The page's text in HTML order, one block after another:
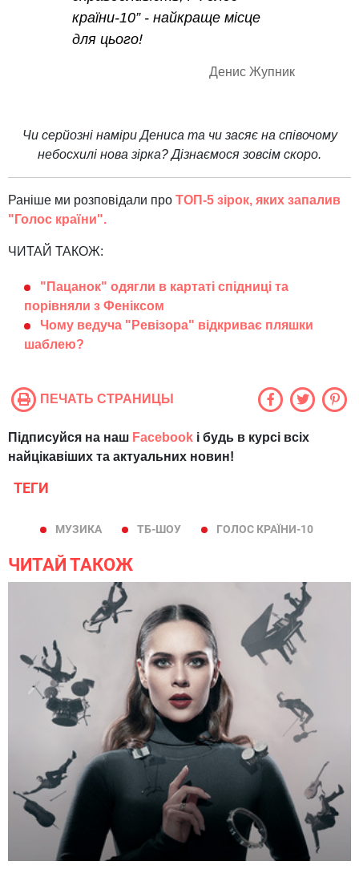
країни-10” - найкраще місце
для цього!
Денис Жупник
Чи серйозні наміри Дениса та чи засяє на співочому
небосхилі нова зірка? Дізнаємося зовсім скоро.
Раніше ми розповідали про ТОП-5 зірок, яких запалив
"Голос країни".
ЧИТАЙ ТАКОЖ:
"Пацанок" одягли в картаті спідниці та
порівняли з Феніксом
Чому ведуча "Ревізора" відкриває пляшки
шаблею?
ПЕЧАТЬ СТРАНИЦЫ
Підписуйся на наш Facebook і будь в курсі всіх
найцікавіших та актуальних новин!
ТЕГИ
МУЗИКА ТБ-ШОУ ГОЛОС КРАЇНИ-10
ЧИТАЙ ТАКОЖ